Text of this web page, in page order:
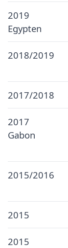
2019
Egypten
2018/2019
2017/2018
2017
Gabon
2015/2016
2015
2015